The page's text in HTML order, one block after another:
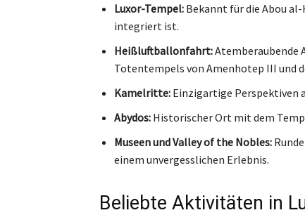
Luxor-Tempel:Bekannt für die Abou al-
integriert ist.
Heißluftballonfahrt:Atemberaubende
Totentempels von Amenhotep III und
Kamelritte:Einzigartige Perspektiven
Abydos:Historischer Ort mit dem
Museen und Valley of the Nobles:
einem unvergesslichen Erlebnis.
Beliebte Aktivitäten in